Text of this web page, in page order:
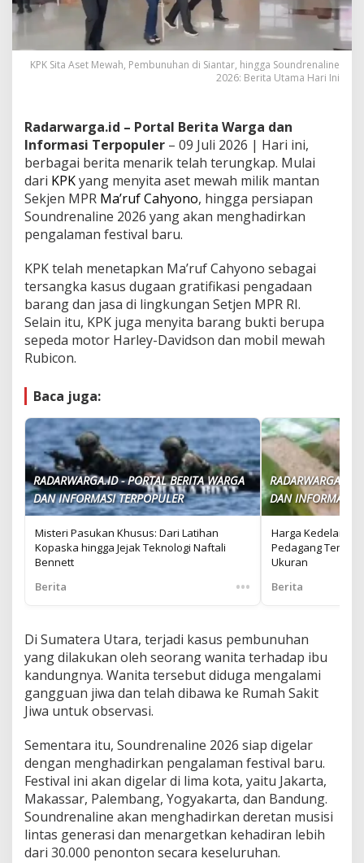
KPK Sita Aset Mewah, Pembunuhan di Siantar, hingga Soundrenaline
2026: Berita Utama Hari Ini
Radarwarga.id – Portal Berita Warga dan
Informasi Terpopuler – 09 Juli 2026 | Hari ini,
berbagai berita menarik telah terungkap. Mulai
dari KPKyang menyita aset mewah milik mantan
Sekjen MPR Ma’ruf Cahyono, hingga persiapan
Soundrenaline 2026 yang akan menghadirkan
pengalaman festival baru.
KPK telah menetapkan Ma’ruf Cahyono sebagai
tersangka kasus dugaan gratifikasi pengadaan
barang dan jasa di lingkungan Setjen MPR RI.
Selain itu, KPK juga menyita barang bukti berupa
sepeda motor Harley-Davidson dan mobil mewah
Rubicon.
Baca juga:
RADARWARGA.ID - PORTAL BERITA WARGA
DAN INFORMASI TERPOPULER
Misteri Pasukan Khusus: Dari Latihan
Kopaska hingga Jejak Teknologi Naftali
Bennett
Berita
•••
RADARWARGA.ID
DAN INFORMASI
Harga Kedelai
Pedagang Tempe
Ukuran
Berita
Di Sumatera Utara, terjadi kasus pembunuhan
yang dilakukan oleh seorang wanita terhadap ibu
kandungnya. Wanita tersebut diduga mengalami
gangguan jiwa dan telah dibawa ke Rumah Sakit
Jiwa untuk observasi.
Sementara itu, Soundrenaline 2026 siap digelar
dengan menghadirkan pengalaman festival baru.
Festival ini akan digelar di lima kota, yaitu Jakarta,
Makassar, Palembang, Yogyakarta, dan Bandung.
Soundrenaline akan menghadirkan deretan musisi
lintas generasi dan menargetkan kehadiran lebih
dari 30.000 penonton secara keseluruhan.